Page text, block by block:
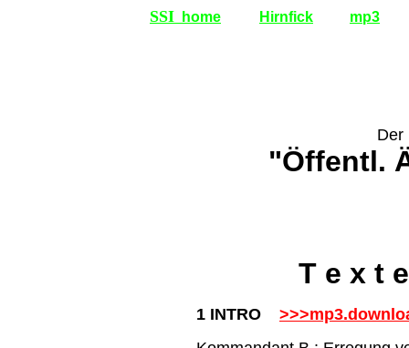
SSI home Hirnfick mp3
Der
"Öffentl.
T e x t
1 INTRO